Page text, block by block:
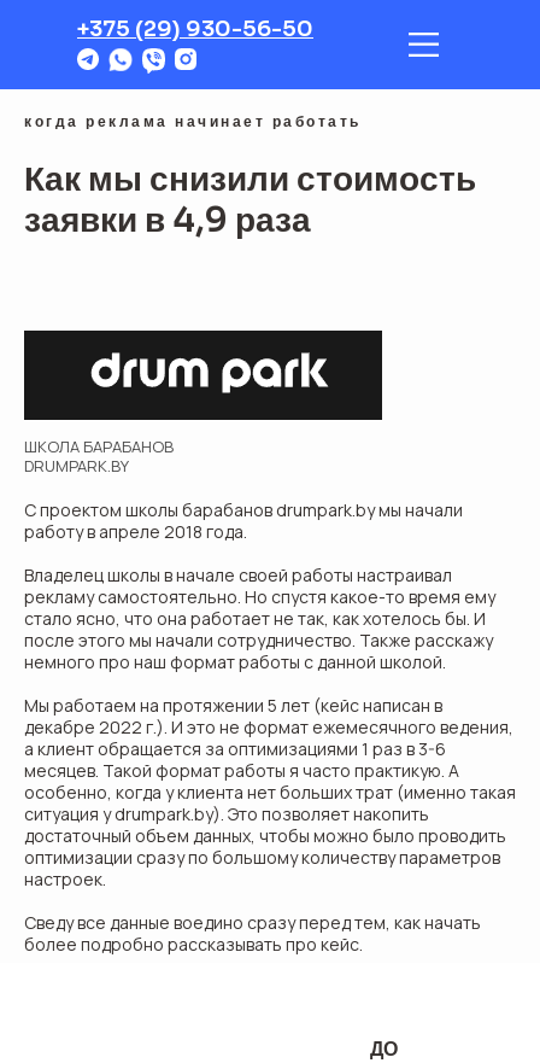
+375 (29) 930-56-50
когда реклама начинает работать
Как мы снизили стоимость
заявки в 4,9 раза
ШКОЛА БАРАБАНОВ
DRUMPARK.BY
С проектом школы барабанов drumpark.by мы начали
работу в апреле 2018 года.
Владелец школы в начале своей работы настраивал
рекламу самостоятельно. Но спустя какое-то время ему
стало ясно, что она работает не так, как хотелось бы. И
после этого мы начали сотрудничество. Также расскажу
немного про наш формат работы с данной школой.
Мы работаем на протяжении 5 лет (кейс написан в
декабре 2022 г.). И это не формат ежемесячного ведения,
а клиент обращается за оптимизациями 1 раз в 3-6
месяцев. Такой формат работы я часто практикую. А
особенно, когда у клиента нет больших трат (именно такая
ситуация у drumpark.by). Это позволяет накопить
достаточный объем данных, чтобы можно было проводить
оптимизации сразу по большому количеству параметров
настроек.
Сведу все данные воедино сразу перед тем, как начать
более подробно рассказывать про кейс.
ДО